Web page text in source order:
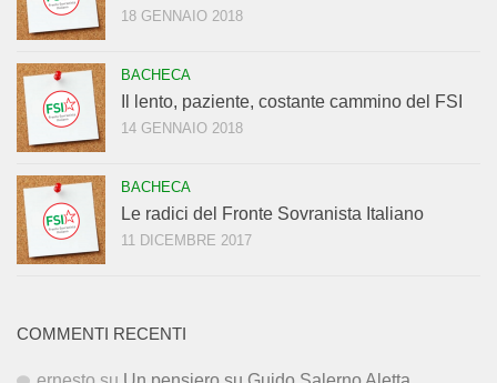
18 GENNAIO 2018
BACHECA
Il lento, paziente, costante cammino del FSI
14 GENNAIO 2018
BACHECA
Le radici del Fronte Sovranista Italiano
11 DICEMBRE 2017
COMMENTI RECENTI